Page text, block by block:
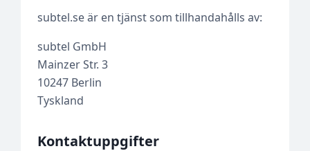
subtel.se är en tjänst som tillhandahålls av:
subtel GmbH
Mainzer Str. 3
10247 Berlin
Tyskland
Kontaktuppgifter